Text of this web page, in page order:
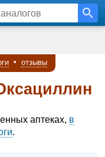
• отзывы
аптеках, в
.